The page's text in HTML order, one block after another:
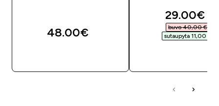
48.00€‎
29.00€‎
buvo 40,00 €‎
sutaupyta 11,00 €‎